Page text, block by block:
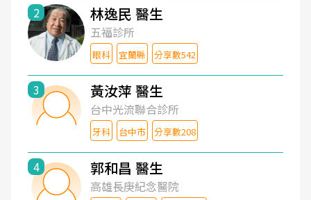
2 林逸民 醫生
五福診所
眼科 宜蘭縣 分享數542
3 黃汝萍 醫生
台中光流聯合診所
牙科 台中市 分享數208
4 郭和昌 醫生
高雄長庚紀念醫院